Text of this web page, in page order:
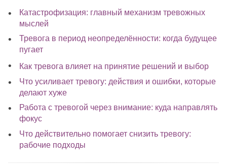
Катастрофизация: главный механизм тревожных
мыслей
Тревога в период неопределённости: когда будущее
пугает
Как тревога влияет на принятие решений и выбор
Что усиливает тревогу: действия и ошибки, которые
делают хуже
Работа с тревогой через внимание: куда направлять
фокус
Что действительно помогает снизить тревогу:
рабочие подходы